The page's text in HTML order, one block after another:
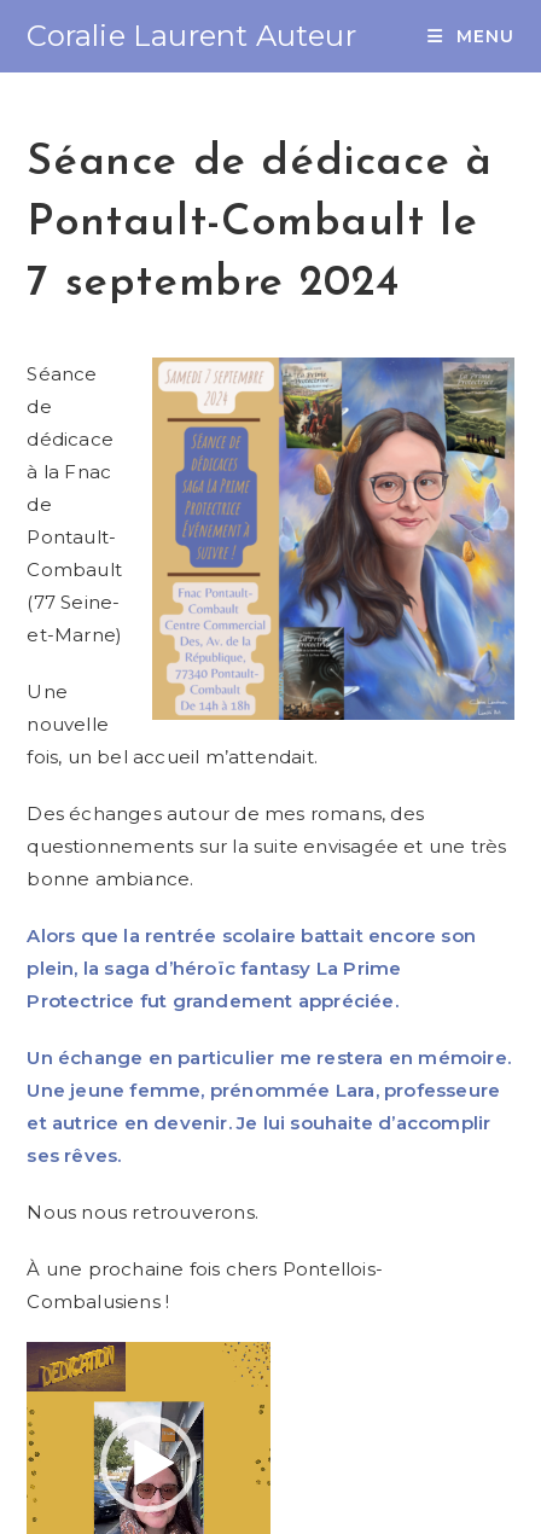
Coralie Laurent Auteur MENU
Séance de dédicace à
Pontault-Combault le
7 septembre 2024
Séance
de
dédicace
à la Fnac
de
Pontault-
Combault
(77 Seine-
et-Marne)
Une
nouvelle
fois, un bel accueil m’attendait.
Des échanges autour de mes romans, des
questionnements sur la suite envisagée et une très
bonne ambiance.
Alors que la rentrée scolaire battait encore son
plein, la saga d’héroïc fantasy La Prime
Protectrice fut grandement appréciée.
Un échange en particulier me restera en mémoire.
Une jeune femme, prénommée Lara, professeure
et autrice en devenir. Je lui souhaite d’accomplir
ses rêves.
Nous nous retrouverons.
À une prochaine fois chers Pontellois-
Combalusiens !
Lecteur
vidéo